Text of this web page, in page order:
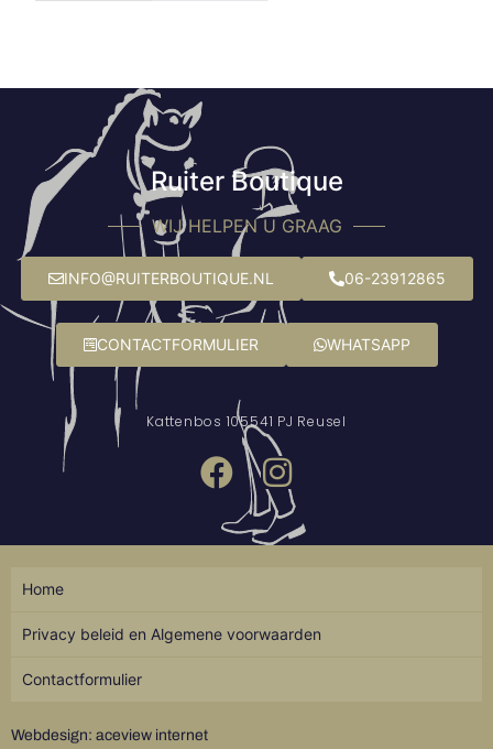
Ruiter Boutique
WIJ HELPEN U GRAAG
INFO@RUITERBOUTIQUE.NL 06-23912865
CONTACTFORMULIER WHATSAPP
Kattenbos 105541 PJ Reusel
Webdesign: aceview internet
Home
Privacy beleid en Algemene voorwaarden
Contactformulier